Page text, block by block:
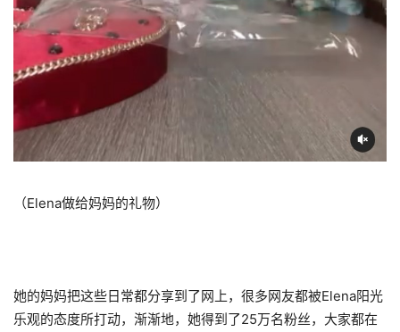
（Elena做给妈妈的礼物）
她的妈妈把这些日常都分享到了网上，很多网友都被Elena阳光
乐观的态度所打动，渐渐地，她得到了25万名粉丝，大家都在